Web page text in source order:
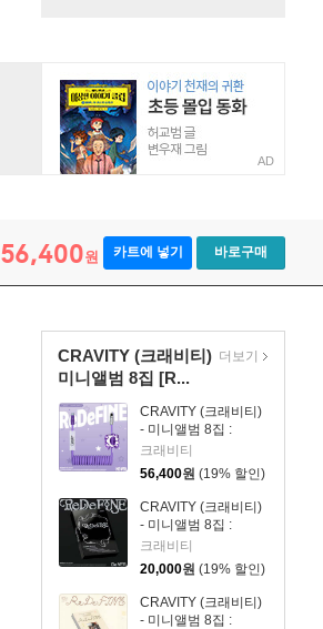
AD
56,400원 카트에 넣기 바로구매
CRAVITY (크래비티)
미니앨범 8집 [R...
CRAVITY (크래비티)
- 미니앨범 8집 :
ReDeFINE [MD
VER.]
크래비티
56,400원 (19% 할인)
CRAVITY (크래비티)
- 미니앨범 8집 :
ReDeFINE [DE
VER.]
크래비티
20,000원 (19% 할인)
CRAVITY (크래비티)
- 미니앨범 8집 :
더보기